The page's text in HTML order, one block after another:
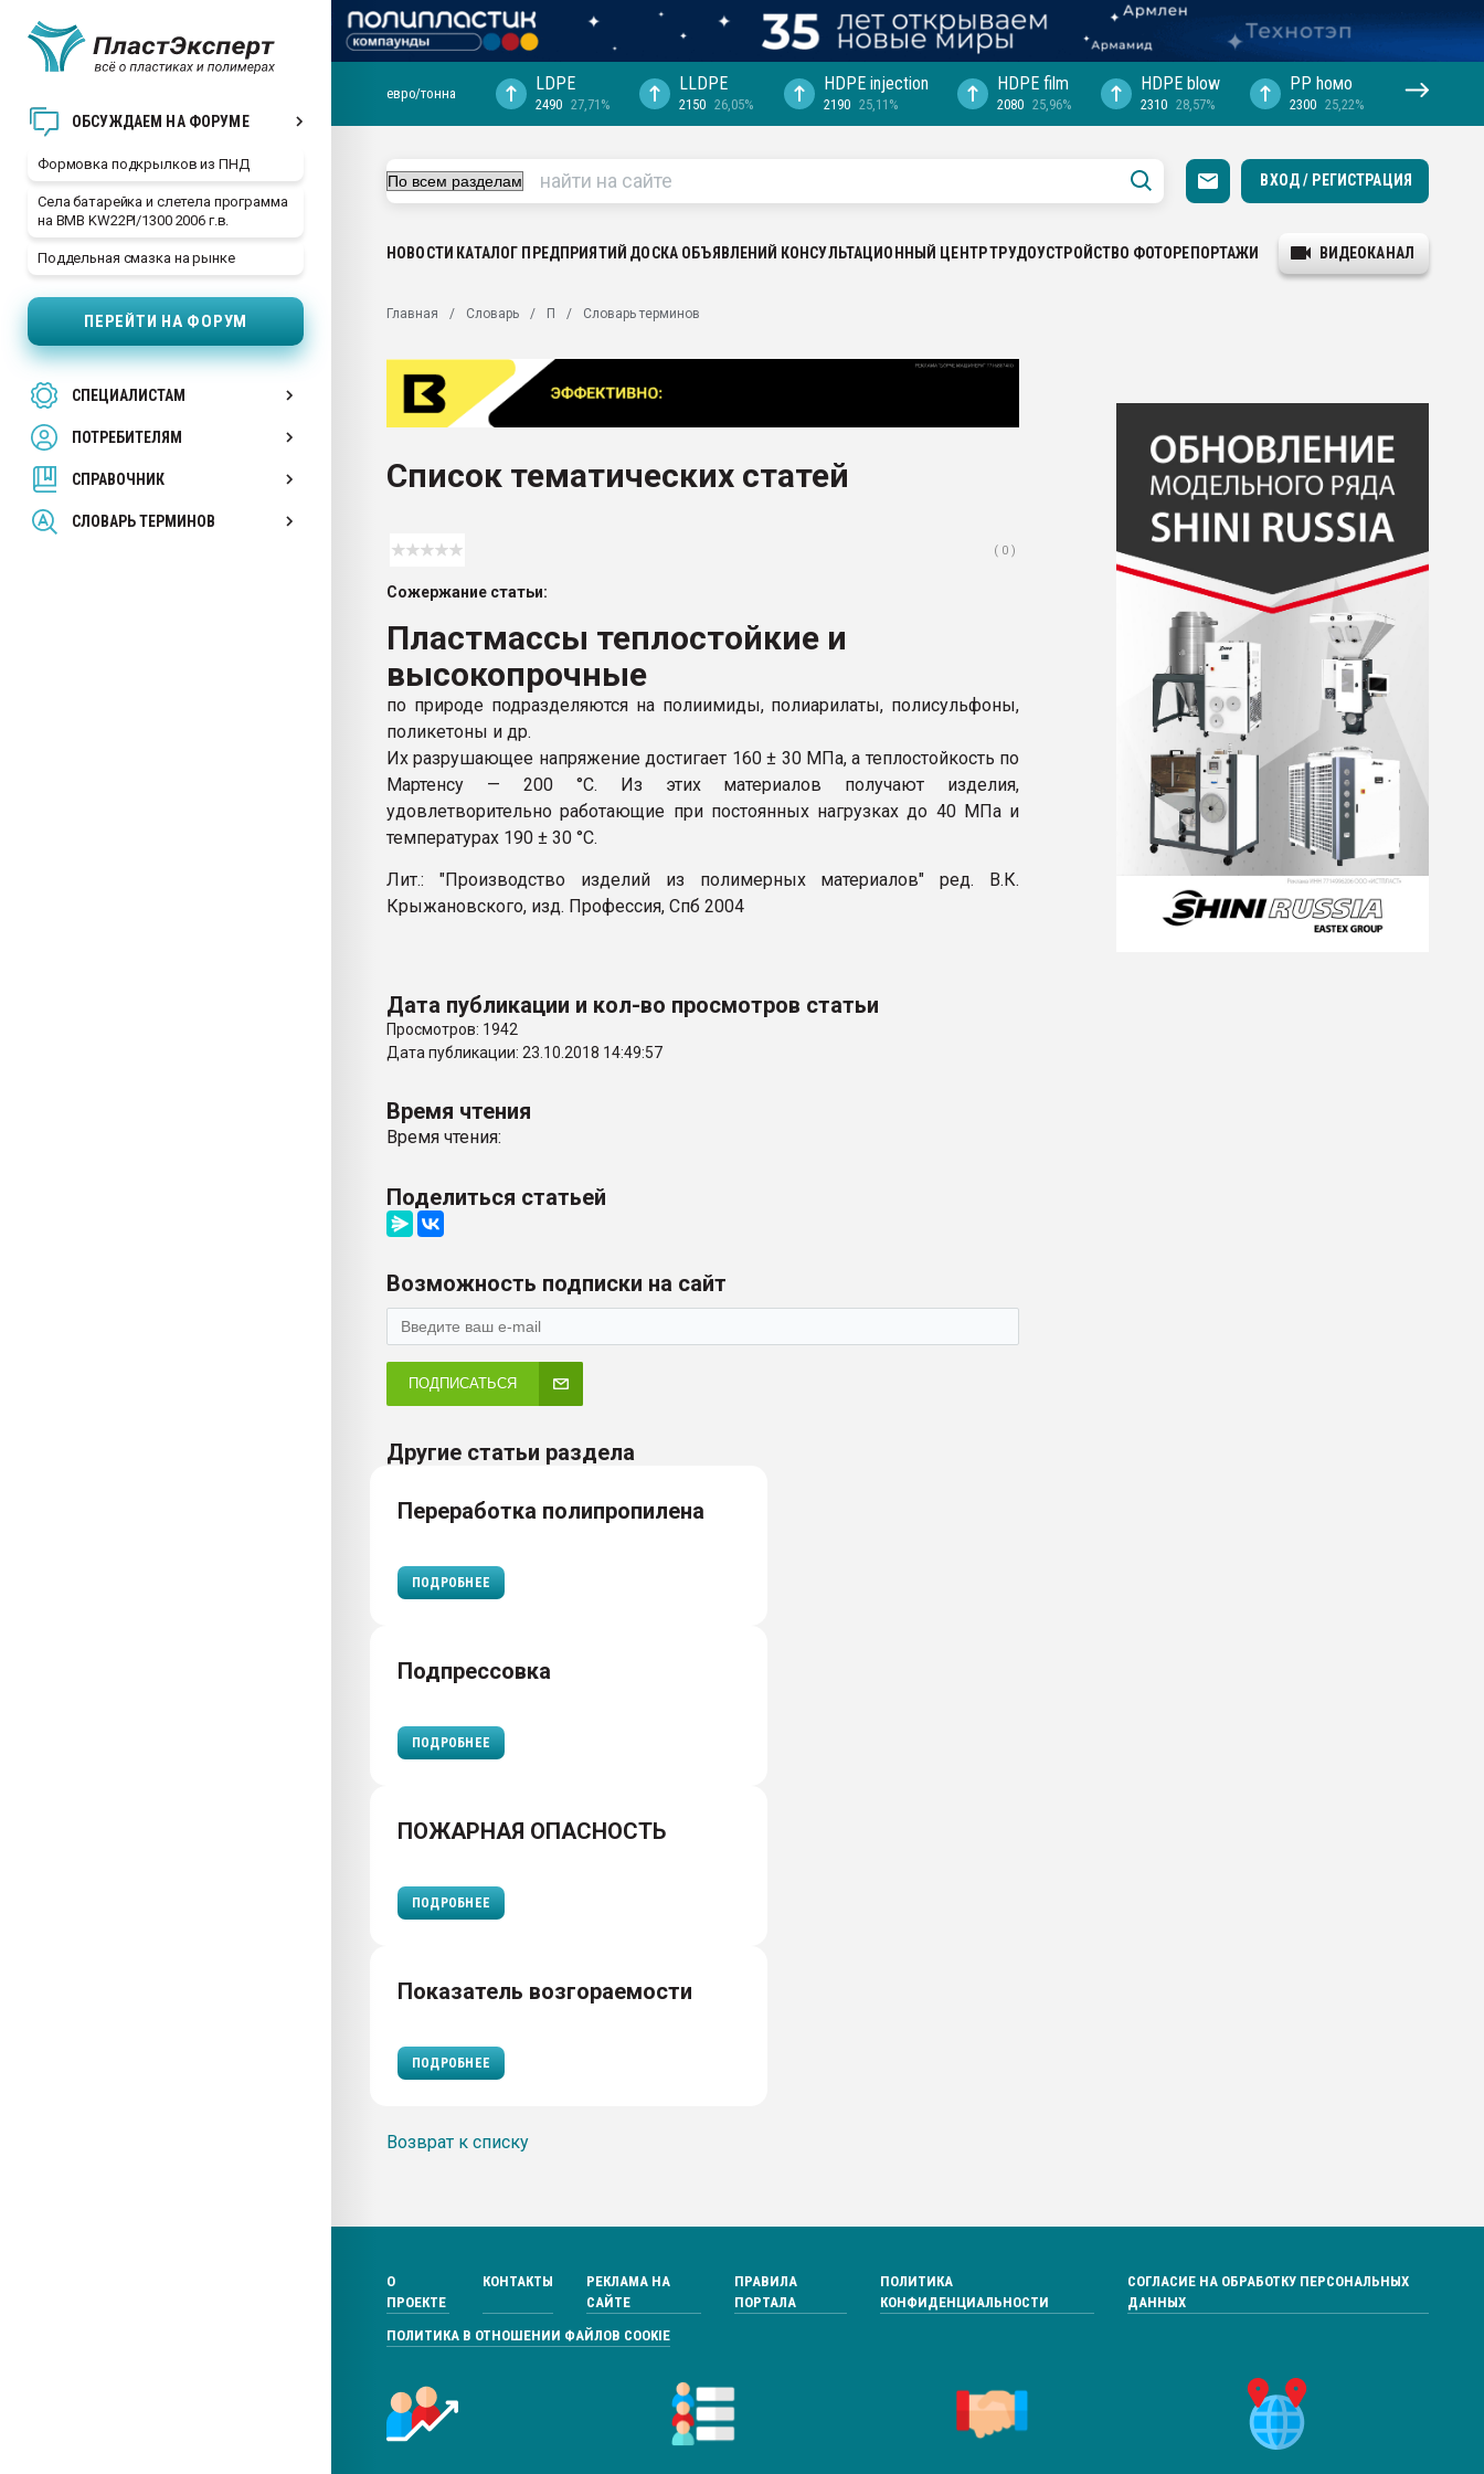
ОБСУЖДАЕМ НА ФОРУМЕ
Формовка подкрылков из ПНД
Села батарейка и слетела программа
на BMB KW22PI/1300 2006 г.в.
Поддельная смазка на рынке
ПЕРЕЙТИ НА ФОРУМ
СПЕЦИАЛИСТАМ
ПОТРЕБИТЕЛЯМ
СПРАВОЧНИК
СЛОВАРЬ ТЕРМИНОВ
29.07.2026 ФРП помог "Ижевскому
Вакуум-формовочные машины:
ближайшее подмосковье, с.-в.
28.07.2026 Автоматизация выходит на
первый план в переработке
ситуацией на строительном рынке
ПЕРЕЙТИ НА ФОРУМ
евро/тонна LDPE
2490 27,71%
LLDPE
2150 26,05%
HDPE injection
2190 25,11%
HDPE film
2080 25,96%
HDPE blow
2310 28,57%
PP hомо
2300 25,22%
ВХОД / РЕГИСТРАЦИЯ
НОВОСТИ КАТАЛОГ ПРЕДПРИЯТИЙ ДОСКА ОБЪЯВЛЕНИЙ КОНСУЛЬТАЦИОННЫЙ ЦЕНТРТРУДОУСТРОЙСТВО ФОТОРЕПОРТАЖИ ВИДЕОКАНАЛ
Главная Словарь П Словарь терминов
Список тематических статей
( 0 )
Сожержание статьи:
Пластмассы теплостойкие и
высокопрочные
по природе подразделяются на полиимиды, полиарилаты, полисульфоны,
поликетоны и др.
Их разрушающее напряжение достигает 160 ± 30 МПа, а теплостойкость по
Мартенсу — 200 °С. Из этих материалов получают изделия,
удовлетворительно работающие при постоянных нагрузках до 40 МПа и
температурах 190 ± 30 °С.
Лит.: "Производство изделий из полимерных материалов" ред. В.К.
Крыжановского, изд. Профессия, Спб 2004
Дата публикации и кол-во просмотров статьи
Просмотров: 1942
Дата публикации: 23.10.2018 14:49:57
Время чтения
Время чтения:
Поделиться статьей
Возможность подписки на сайт
ПОДПИСАТЬСЯ
Другие статьи раздела
Переработка полипропилена
ПОДРОБНЕЕ
Подпрессовка
ПОДРОБНЕЕ
ПОЖАРНАЯ ОПАСНОСТЬ
ПОДРОБНЕЕ
Показатель возгораемости
ПОДРОБНЕЕ
Возврат к списку
О
ПРОЕКТЕ
КОНТАКТЫ
РЕКЛАМА НА
САЙТЕ
ПРАВИЛА
ПОРТАЛА
ПОЛИТИКА
КОНФИДЕНЦИАЛЬНОСТИ
СОГЛАСИЕ НА ОБРАБОТКУ ПЕРСОНАЛЬНЫХ
ДАННЫХ
ПОЛИТИКА В ОТНОШЕНИИ ФАЙЛОВ COOKIE